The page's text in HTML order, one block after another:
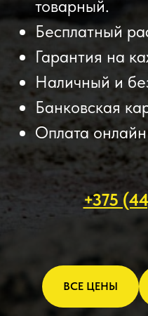
товарный.
Бесплатный
Гарантия на
Наличный и
Банковская
Оплата
+375
ВСЕ ЦЕНЫ